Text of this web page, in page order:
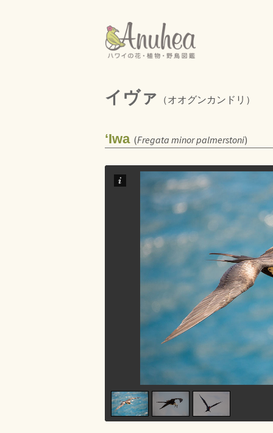
イヴァ （オオグンカンドリ）
ʻIwa (Fregata minor palmerstoni)